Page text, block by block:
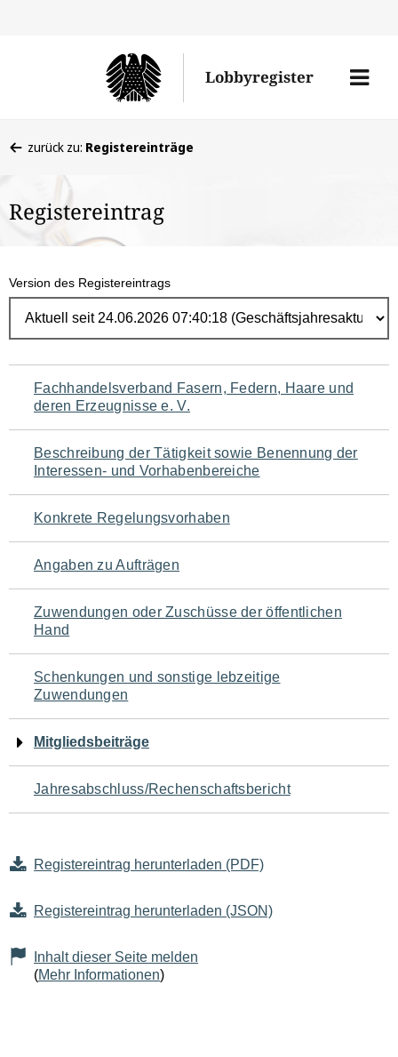
Lobbyregister
Menü
befinden
hier:
zurück zu: Registereinträge
Registereintrag
Version des Registereintrags
Navigation
für
den
Seiteninhalt
Fachhandelsverband Fasern, Federn, Haare und
deren Erzeugnisse e. V.
Beschreibung der Tätigkeit sowie Benennung der
Interessen- und Vorhabenbereiche
Konkrete Regelungsvorhaben
Angaben zu Aufträgen
Zuwendungen oder Zuschüsse der öffentlichen
Hand
Schenkungen und sonstige lebzeitige
Zuwendungen
Mitgliedsbeiträge
Jahresabschluss/Rechenschaftsbericht
Registereintrag herunterladen (PDF)
Registereintrag herunterladen (JSON)
Inhalt dieser Seite melden
(Mehr Informationen)